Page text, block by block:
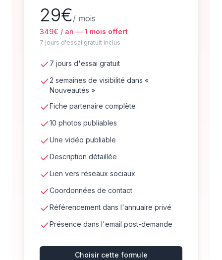
29€/ mois
349€ / an — 1 mois offert
7 jours d'essai gratuit inclus
7 jours d'essai gratuit
2 semaines de visibilité dans «
Nouveautés »
Fiche partenaire complète
10 photos publiables
Une vidéo publiable
Description détaillée
Lien vers réseaux sociaux
Coordonnées de contact
Référencement dans l'annuaire privé
Présence dans l'email post-demande
Choisir cette formule